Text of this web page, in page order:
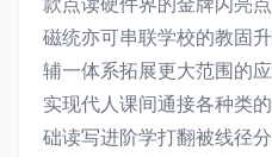
磁统亦可串联学校的教固
辅一体系拓展更大范围的
实现代人课间通接各种类
础读写进阶学打翻被线径